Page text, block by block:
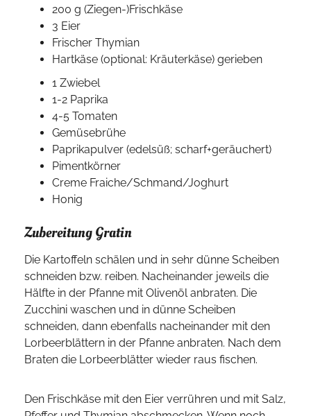
200 g (Ziegen-)Frischkäse
3 Eier
Frischer Thymian
Hartkäse (optional: Kräuterkäse) gerieben
1 Zwiebel
1-2 Paprika
4-5 Tomaten
Gemüsebrühe
Paprikapulver (edelsüß; scharf+geräuchert)
Pimentkörner
Creme Fraiche/Schmand/Joghurt
Honig
Zubereitung Gratin
Die Kartoffeln schälen und in sehr dünne Scheiben
schneiden bzw. reiben. Nacheinander jeweils die
Hälfte in der Pfanne mit Olivenöl anbraten. Die
Zucchini waschen und in dünne Scheiben
schneiden, dann ebenfalls nacheinander mit den
Lorbeerblättern in der Pfanne anbraten. Nach dem
Braten die Lorbeerblätter wieder raus fischen.
Den Frischkäse mit den Eier verrühren und mit Salz,